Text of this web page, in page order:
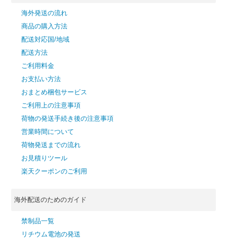
海外発送の流れ
商品の購入方法
配送対応国/地域
配送方法
ご利用料金
お支払い方法
おまとめ梱包サービス
ご利用上の注意事項
荷物の発送手続き後の注意事項
営業時間について
荷物発送までの流れ
お見積りツール
楽天クーポンのご利用
海外配送のためのガイド
禁制品一覧
リチウム電池の発送